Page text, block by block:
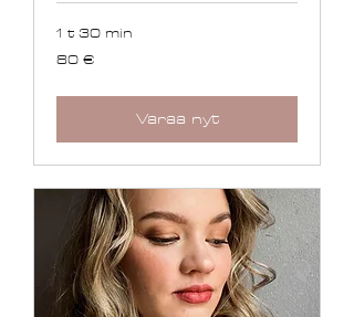
1 t 30 min
80
euroa
80 €
Varaa nyt